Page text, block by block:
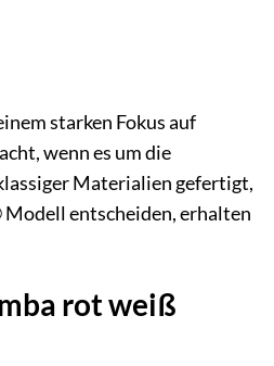
starken Fokus auf
wenn es um die
Materialien gefertigt,
Modell entscheiden, erhalten
rot weiß